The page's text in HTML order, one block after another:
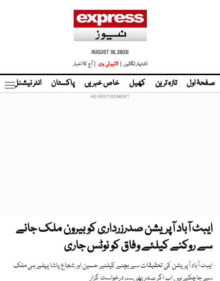
AUGUST 10, 2026
اشتہار لگائیں |
لائیو ٹی وی | آج کا اخبار
صفحۂ اول تازہ ترین کھیل خاص خبریں پاکستان انٹر نیشنل
ایبٹ آباد آپریشن صدرزرداری کو بیرون ملک جانے
سے روکنے کیلئے وفاق کو نوٹس جاری
ایبٹ آباد آپریشن کی تحقیقات سے بچنے کیلئے حسین اور شجاع پاشا پہلے ہی ملک
سے جاچکے ہیں اب اگر صدر بھی۔۔۔، درخواست گزار